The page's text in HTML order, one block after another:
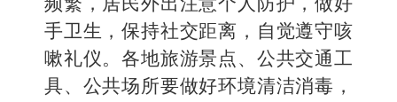
手卫生，保持社交距离，自觉遵守咳
嗽礼仪。各地旅游景点、公共交通工
具、公共场所要做好环境清洁消毒，